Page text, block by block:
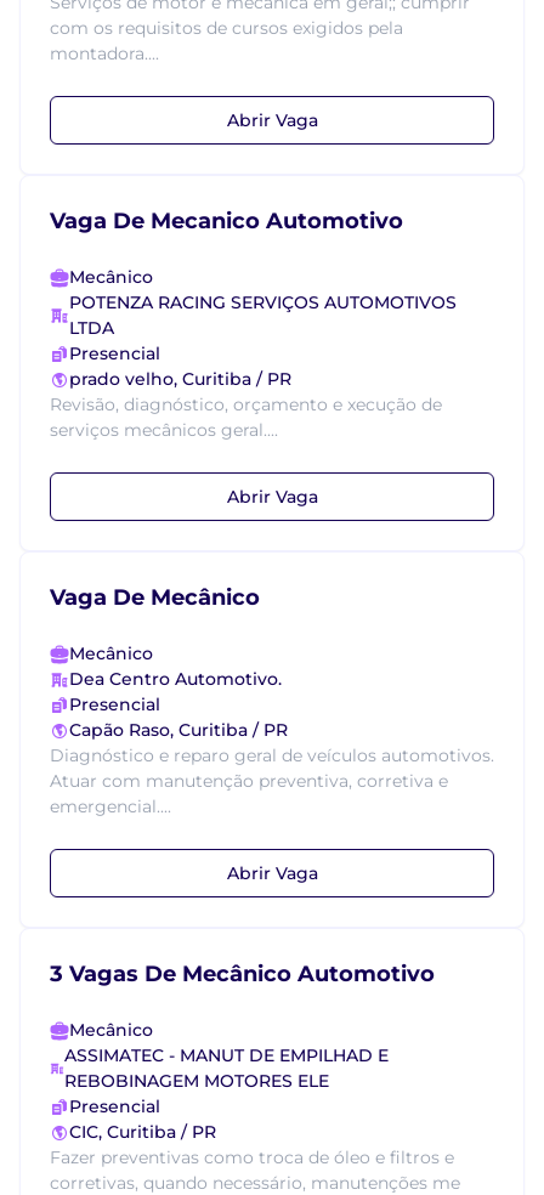
com os requisitos de cursos exigidos pela
montadora....
Abrir Vaga
Vaga De Mecanico Automotivo
Mecânico
POTENZA RACING SERVIÇOS AUTOMOTIVOS
LTDA
Presencial
prado velho, Curitiba / PR
Revisão, diagnóstico, orçamento e xecução de
serviços mecânicos geral....
Abrir Vaga
Vaga De Mecânico
Mecânico
Dea Centro Automotivo.
Presencial
Capão Raso, Curitiba / PR
Diagnóstico e reparo geral de veículos automotivos.
Atuar com manutenção preventiva, corretiva e
emergencial....
Abrir Vaga
3 Vagas De Mecânico Automotivo
Mecânico
ASSIMATEC - MANUT DE EMPILHAD E
REBOBINAGEM MOTORES ELE
Presencial
CIC, Curitiba / PR
Fazer preventivas como troca de óleo e filtros e
corretivas, quando necessário, manutenções me